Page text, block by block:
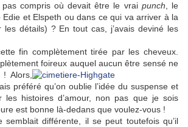
pas compris où devait être le vrai punch , le
et Elspeth ou dans ce qui va arriver à la
les détails) ? En tout cas, j’avais deviné les
fin complètement tirée par les cheveux.
foireux auquel aucun être sensé ne
! Alors,
préféré qu’on oublie l’idée du suspense et
les histoires d’amour, non pas que je sois
est bonne là-dedans que voulez-vous !
semblait différente, il se peut toutefois qu’il